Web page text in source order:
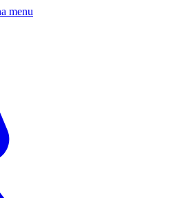
menu